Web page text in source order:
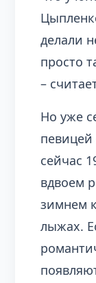
делали
просто
–
Но уже
сейчас
вдвоем
зимнем
лыжах.